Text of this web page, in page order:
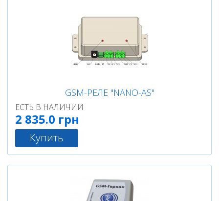
GSM-РЕЛЕ "NANO-AS"
ЕСТЬ В НАЛИЧИИ
2 835.0 грн
Купить